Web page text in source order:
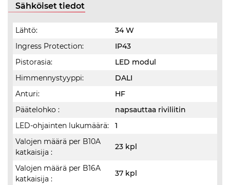
Sähköiset tiedot
Lähtö:
34 W
Ingress Protection:
IP43
Pistorasia:
LED modul
Himmennystyyppi:
DALI
Anturi:
HF
Päätelohko :
napsauttaa riviliitin
LED-ohjainten lukumäärä:
1
Valojen määrä per B10A
katkaisija :
23 kpl
Valojen määrä per B16A
katkaisija :
37 kpl